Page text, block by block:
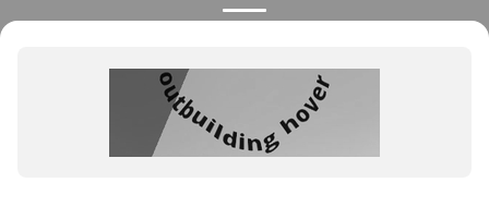
ПРОДУКЦИЯ
Каталог